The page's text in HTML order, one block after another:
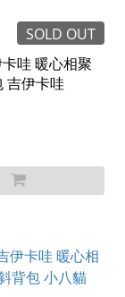
SOLD OUT
哇 暖心相聚
吉伊卡哇